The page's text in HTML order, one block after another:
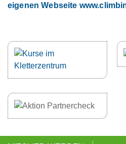
eigenen Webseite